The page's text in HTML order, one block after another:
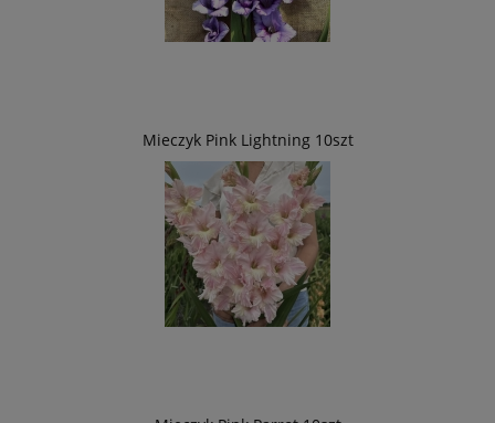
Mieczyk Pink Lightning 10szt